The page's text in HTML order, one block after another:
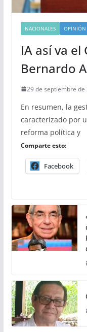
NACIONALES OPINIÓN
IA así va
Bernardo
29 de septiembre de
En resumen, la
caracterizado por
reforma política y
Comparte esto:
Facebook